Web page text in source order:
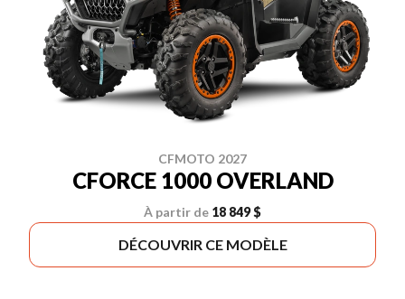
CFMOTO 2027
CFORCE 1000 OVERLAND
À partir de 18 849 $
DÉCOUVRIR CE MODÈLE